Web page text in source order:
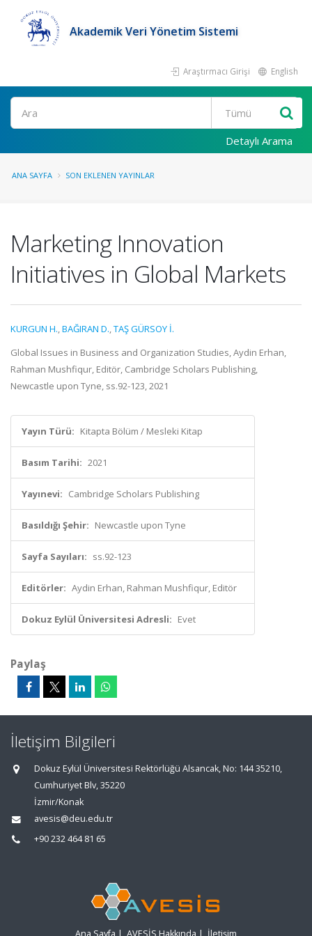
Akademik Veri Yönetim Sistemi
Araştırmacı Girişi English
Ara
Detaylı Arama
ANA SAYFA SON EKLENEN YAYINLAR
Marketing Innovation
Initiatives in Global Markets
KURGUN H.,BAĞIRAN D.,TAŞ GÜRSOY İ.
Global Issues in Business and Organization Studies, Aydin Erhan,
Rahman Mushfiqur, Editör, Cambridge Scholars Publishing,
Newcastle upon Tyne, ss.92-123, 2021
Yayın Türü: Kitapta Bölüm / Mesleki Kitap
Basım Tarihi: 2021
Yayınevi: Cambridge Scholars Publishing
Basıldığı Şehir: Newcastle upon Tyne
Sayfa Sayıları: ss.92-123
Editörler: Aydin Erhan, Rahman Mushfiqur, Editör
Dokuz Eylül Üniversitesi Adresli: Evet
Paylaş
İletişim Bilgileri
Dokuz Eylül Üniversitesi Rektörlüğü Alsancak, No: 144 35210,
Cumhuriyet Blv, 35220
İzmir/Konak
avesis@deu.edu.tr
+90 232 464 81 65
Ana Sayfa | AVESİS Hakkında | İletişim